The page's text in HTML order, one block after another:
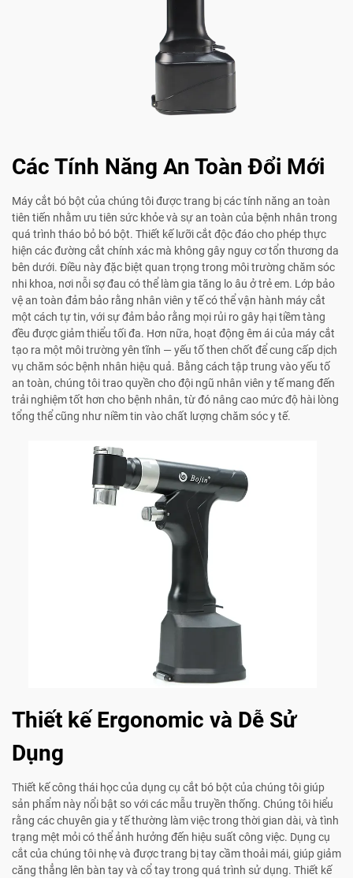
Các Tính Năng An Toàn Đổi Mới
Máy cắt bó bột của chúng tôi được trang bị các tính năng an toàn
tiên tiến nhằm ưu tiên sức khỏe và sự an toàn của bệnh nhân trong
quá trình tháo bỏ bó bột. Thiết kế lưỡi cắt độc đáo cho phép thực
hiện các đường cắt chính xác mà không gây nguy cơ tổn thương da
bên dưới. Điều này đặc biệt quan trọng trong môi trường chăm sóc
nhi khoa, nơi nỗi sợ đau có thể làm gia tăng lo âu ở trẻ em. Lớp bảo
vệ an toàn đảm bảo rằng nhân viên y tế có thể vận hành máy cắt
một cách tự tin, với sự đảm bảo rằng mọi rủi ro gây hại tiềm tàng
đều được giảm thiểu tối đa. Hơn nữa, hoạt động êm ái của máy cắt
tạo ra một môi trường yên tĩnh — yếu tố then chốt để cung cấp dịch
vụ chăm sóc bệnh nhân hiệu quả. Bằng cách tập trung vào yếu tố
an toàn, chúng tôi trao quyền cho đội ngũ nhân viên y tế mang đến
trải nghiệm tốt hơn cho bệnh nhân, từ đó nâng cao mức độ hài lòng
tổng thể cũng như niềm tin vào chất lượng chăm sóc y tế.
Thiết kế Ergonomic và Dễ Sử
Dụng
Thiết kế công thái học của dụng cụ cắt bó bột của chúng tôi giúp
sản phẩm này nổi bật so với các mẫu truyền thống. Chúng tôi hiểu
rằng các chuyên gia y tế thường làm việc trong thời gian dài, và tình
trạng mệt mỏi có thể ảnh hưởng đến hiệu suất công việc. Dụng cụ
cắt của chúng tôi nhẹ và được trang bị tay cầm thoải mái, giúp giảm
căng thẳng lên bàn tay và cổ tay trong quá trình sử dụng. Thiết kế